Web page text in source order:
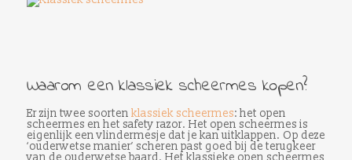
Waarom een klassiek scheermes kopen?
Er zijn twee soorten klassiek scheermes: het open
scheermes en het safety razor. Het open scheermes is
eigenlijk een vlindermesje dat je kan uitklappen. Op deze
‘ouderwetse manier’ scheren past goed bij de terugkeer